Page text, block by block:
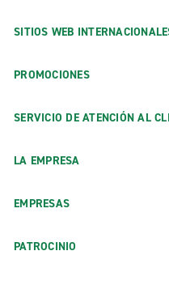
SITIOS WEB
PROMOCIONES
SERVICIO DE ATENCIÓN AL
LA EMPRESA
EMPRESAS
PATROCINIO